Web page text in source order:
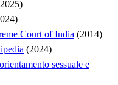
Court of India (2014)
(2024)
sessuale e